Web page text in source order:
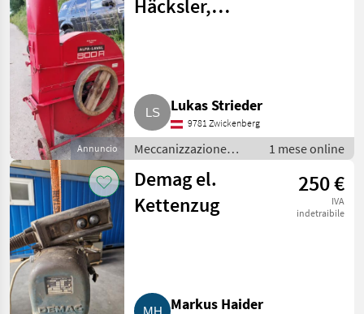
Annuncio
Häcksler,
Lukas Strieder
9781 Zwickenberg
Meccanizzazione
interna / Fienagione
1 mese online
Demag el.
Kettenzug
250 €
IVA
indetraibile
Markus Haider